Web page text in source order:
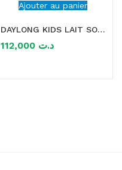
Ajouter au panier
DAYLONG KIDS LAIT SOLAIRE SPF50+ 150ML
د.ت